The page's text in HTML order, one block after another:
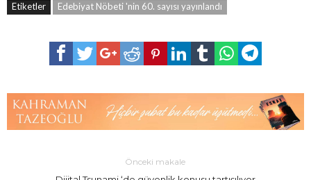
Etiketler Edebiyat Nöbeti 'nin 60. sayısı yayınlandı
Önceki makale